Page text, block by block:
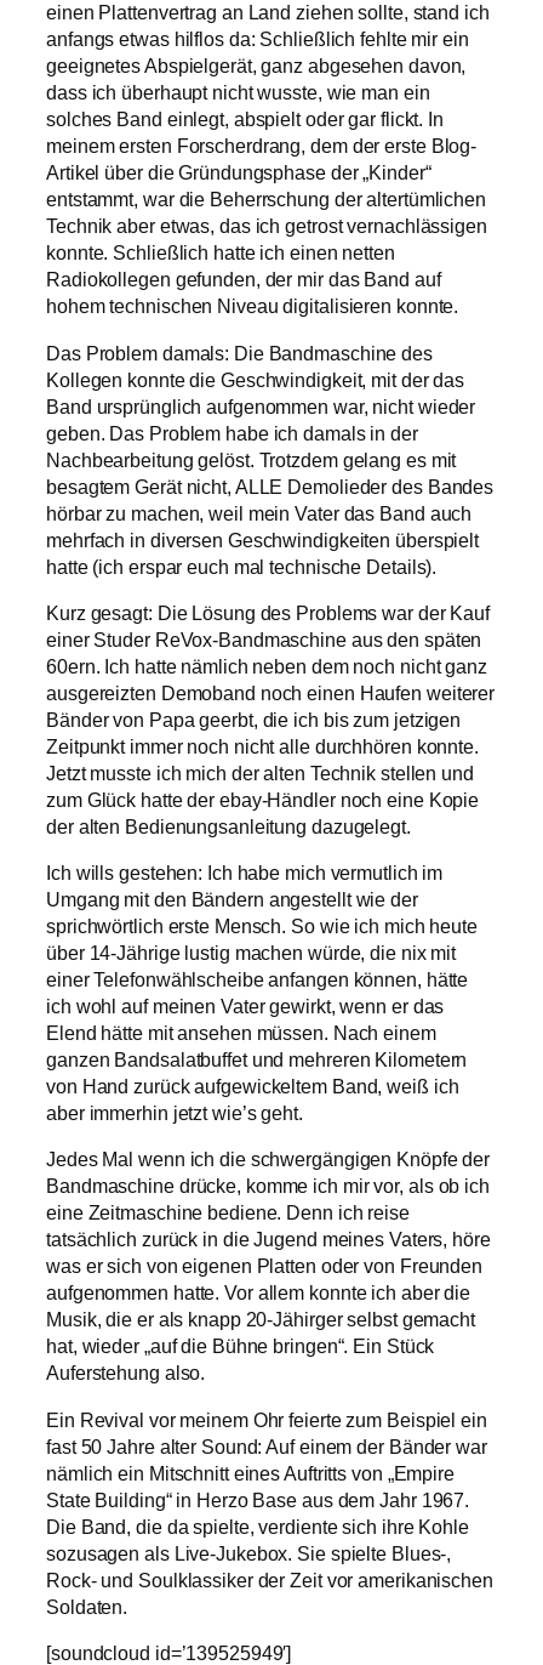
einen Plattenvertrag an Land ziehen sollte, stand ich
anfangs etwas hilflos da: Schließlich fehlte mir ein
geeignetes Abspielgerät, ganz abgesehen davon,
dass ich überhaupt nicht wusste, wie man ein
solches Band einlegt, abspielt oder gar flickt. In
meinem ersten Forscherdrang, dem der erste Blog-
Artikel über die Gründungsphase der „Kinder“
entstammt, war die Beherrschung der altertümlichen
Technik aber etwas, das ich getrost vernachlässigen
konnte. Schließlich hatte ich einen netten
Radiokollegen gefunden, der mir das Band auf
hohem technischen Niveau digitalisieren konnte.
Das Problem damals: Die Bandmaschine des
Kollegen konnte die Geschwindigkeit, mit der das
Band ursprünglich aufgenommen war, nicht wieder
geben. Das Problem habe ich damals in der
Nachbearbeitung gelöst. Trotzdem gelang es mit
besagtem Gerät nicht, ALLE Demolieder des Bandes
hörbar zu machen, weil mein Vater das Band auch
mehrfach in diversen Geschwindigkeiten überspielt
hatte (ich erspar euch mal technische Details).
Kurz gesagt: Die Lösung des Problems war der Kauf
einer Studer ReVox-Bandmaschine aus den späten
60ern. Ich hatte nämlich neben dem noch nicht ganz
ausgereizten Demoband noch einen Haufen weiterer
Bänder von Papa geerbt, die ich bis zum jetzigen
Zeitpunkt immer noch nicht alle durchhören konnte.
Jetzt musste ich mich der alten Technik stellen und
zum Glück hatte der ebay-Händler noch eine Kopie
der alten Bedienungsanleitung dazugelegt.
Ich wills gestehen: Ich habe mich vermutlich im
Umgang mit den Bändern angestellt wie der
sprichwörtlich erste Mensch. So wie ich mich heute
über 14-Jährige lustig machen würde, die nix mit
einer Telefonwählscheibe anfangen können, hätte
ich wohl auf meinen Vater gewirkt, wenn er das
Elend hätte mit ansehen müssen. Nach einem
ganzen Bandsalatbuffet und mehreren Kilometern
von Hand zurück aufgewickeltem Band, weiß ich
aber immerhin jetzt wie’s geht.
Jedes Mal wenn ich die schwergängigen Knöpfe der
Bandmaschine drücke, komme ich mir vor, als ob ich
eine Zeitmaschine bediene. Denn ich reise
tatsächlich zurück in die Jugend meines Vaters, höre
was er sich von eigenen Platten oder von Freunden
aufgenommen hatte. Vor allem konnte ich aber die
Musik, die er als knapp 20-Jähirger selbst gemacht
hat, wieder „auf die Bühne bringen“. Ein Stück
Auferstehung also.
Ein Revival vor meinem Ohr feierte zum Beispiel ein
fast 50 Jahre alter Sound: Auf einem der Bänder war
nämlich ein Mitschnitt eines Auftritts von „Empire
State Building“ in Herzo Base aus dem Jahr 1967.
Die Band, die da spielte, verdiente sich ihre Kohle
sozusagen als Live-Jukebox. Sie spielte Blues-,
Rock- und Soulklassiker der Zeit vor amerikanischen
Soldaten.
[soundcloud id=’139525949′]